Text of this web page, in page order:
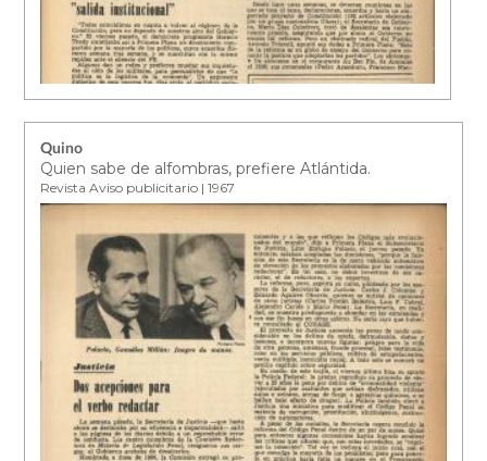
Quino
Quien sabe de alfombras, prefiere Atlántida.
Revista Aviso publicitario | 1967